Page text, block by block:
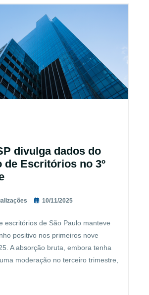
divulga dados do
de Escritórios no 3º
10/11/2025
escritórios de São Paulo manteve
positivo nos primeiros nove
A absorção bruta, embora tenha
moderação no terceiro trimestre,